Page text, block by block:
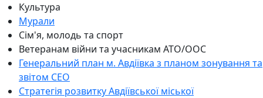
Культура
Мурали
Сім'я, молодь та спорт
Ветеранам війни та учасникам АТО/ООС
Генеральний план м. Авдіївка з планом зонування та
звітом СЕО
Стратегія розвитку Авдіївської міської